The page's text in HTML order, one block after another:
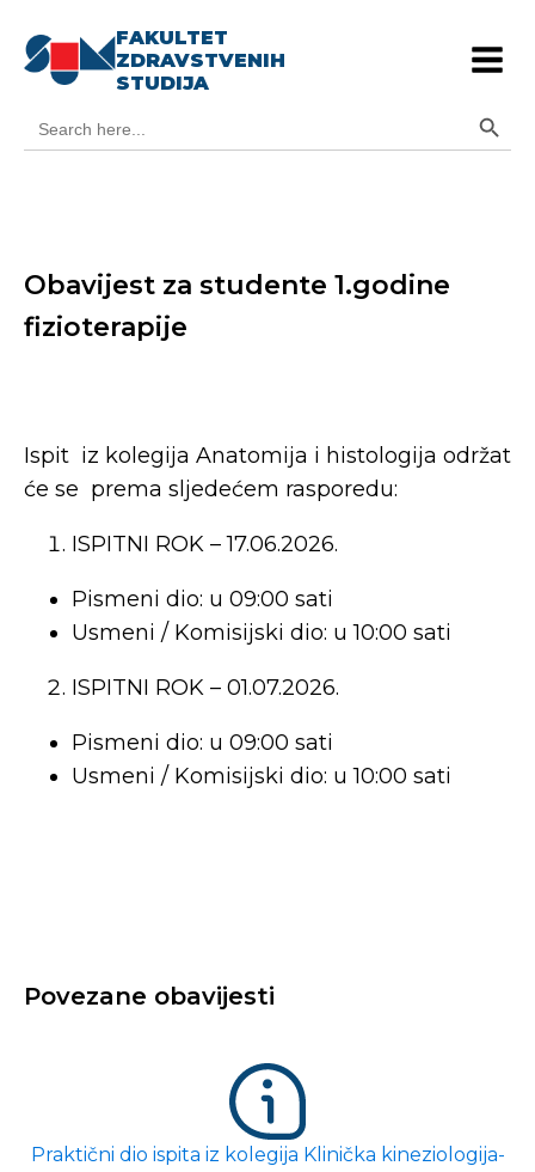
FAKULTET
ZDRAVSTVENIH
STUDIJA
for:
Obavijest za studente 1.godine
fizioterapije
Ispit iz kolegija Anatomija i histologija održat
će se prema sljedećem rasporedu:
ISPITNI ROK – 17.06.2026.
Pismeni dio: u 09:00 sati
Usmeni / Komisijski dio: u 10:00 sati
ISPITNI ROK – 01.07.2026.
Pismeni dio: u 09:00 sati
Usmeni / Komisijski dio: u 10:00 sati
Povezane obavijesti
Praktični dio ispita iz kolegija Klinička kineziologija-